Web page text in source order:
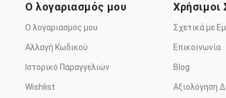
Ο λογαριασμός μου
Ο λογαριασμός μου
Αλλαγή Κωδικού
Ιστορικό Παραγγελιών
Wishlist
Χρήσιμοι
Σχετικά με
Επικοινωνία
Blog
Αξιολόγηση